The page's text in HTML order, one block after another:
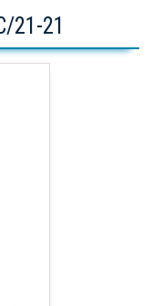
21-21